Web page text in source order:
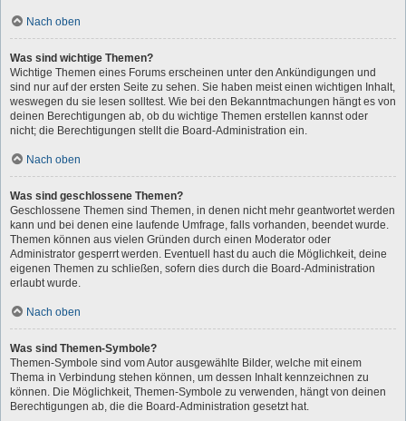
Nach oben
Was sind wichtige Themen?
Wichtige Themen eines Forums erscheinen unter den Ankündigungen und
sind nur auf der ersten Seite zu sehen. Sie haben meist einen wichtigen Inhalt,
weswegen du sie lesen solltest. Wie bei den Bekanntmachungen hängt es von
deinen Berechtigungen ab, ob du wichtige Themen erstellen kannst oder
nicht; die Berechtigungen stellt die Board-Administration ein.
Nach oben
Was sind geschlossene Themen?
Geschlossene Themen sind Themen, in denen nicht mehr geantwortet werden
kann und bei denen eine laufende Umfrage, falls vorhanden, beendet wurde.
Themen können aus vielen Gründen durch einen Moderator oder
Administrator gesperrt werden. Eventuell hast du auch die Möglichkeit, deine
eigenen Themen zu schließen, sofern dies durch die Board-Administration
erlaubt wurde.
Nach oben
Was sind Themen-Symbole?
Themen-Symbole sind vom Autor ausgewählte Bilder, welche mit einem
Thema in Verbindung stehen können, um dessen Inhalt kennzeichnen zu
können. Die Möglichkeit, Themen-Symbole zu verwenden, hängt von deinen
Berechtigungen ab, die die Board-Administration gesetzt hat.